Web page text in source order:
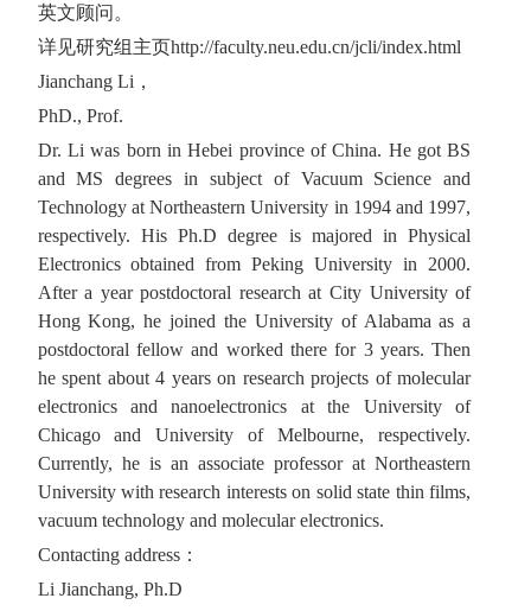
英文顾问。
详见研究组主页http://faculty.neu.edu.cn/jcli/index.html
Jianchang Li，
PhD., Prof.
Dr. Li was born in Hebei province of China. He got BS
and MS degrees in subject of Vacuum Science and
Technology at Northeastern University in 1994 and 1997,
respectively. His Ph.D degree is majored in Physical
Electronics obtained from Peking University in 2000.
After a year postdoctoral research at City University of
Hong Kong, he joined the University of Alabama as a
postdoctoral fellow and worked there for 3 years. Then
he spent about 4 years on research projects of molecular
electronics and nanoelectronics at the University of
Chicago and University of Melbourne, respectively.
Currently, he is an associate professor at Northeastern
University with research interests on solid state thin films,
vacuum technology and molecular electronics.
Contacting address：
Li Jianchang, Ph.D